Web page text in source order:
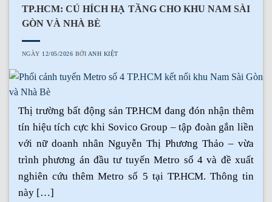
TP.HCM: CÚ HÍCH HẠ TẦNG CHO KHU NAM SÀI
GÒN VÀ NHÀ BÈ
NGÀY 12/05/2026 BỞI ANH KIỆT
Thị trường bất động sản TP.HCM đang đón nhận thêm
tín hiệu tích cực khi Sovico Group – tập đoàn gắn liền
với nữ doanh nhân Nguyễn Thị Phương Thảo – vừa
trình phương án đầu tư tuyến Metro số 4 và đề xuất
nghiên cứu thêm Metro số 5 tại TP.HCM. Thông tin
này […]